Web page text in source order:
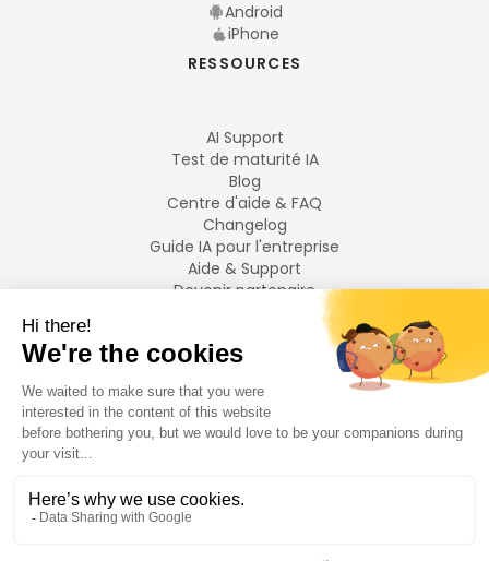
Android
iPhone
RESSOURCES
AI Support
Test de maturité IA
Blog
Centre d'aide & FAQ
Changelog
Guide IA pour l'entreprise
Aide & Support
Devenir partenaire
LANGUES
Français
English